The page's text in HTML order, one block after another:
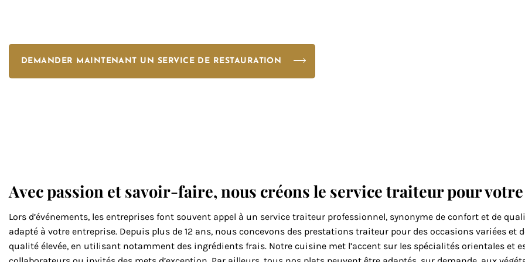
DEMANDER MAINTENANT UN SERVICE DE RESTAURATION
Avec passion et savoir-faire, nous créons le service traiteur pour
Lors d’événements, les entreprises font souvent appel à un service traiteur professionnel, synonyme de confort et de
adapté à votre entreprise. Depuis plus de 12 ans, nous concevons des prestations traiteur pour des occasions variées
qualité élevée, en utilisant notamment des ingrédients frais. Notre cuisine met l’accent sur les spécialités orientales et